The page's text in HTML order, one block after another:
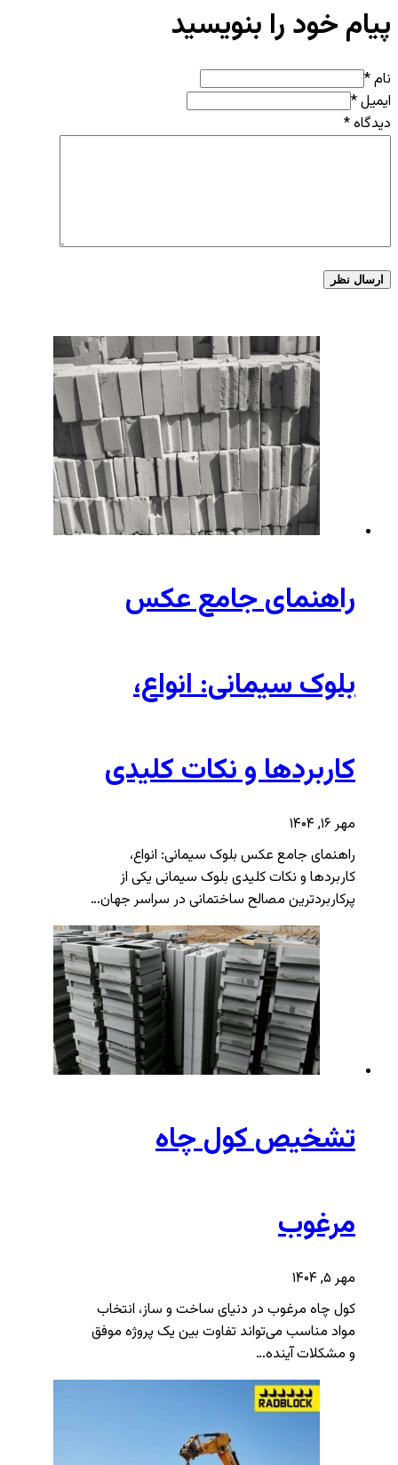
پیام خود را بنویسید
نام *
ایمیل *
دیدگاه*
راهنمای جامع عکس
بلوک سیمانی: انواع،
کاربردها و نکات کلیدی
مهر ۱۶, ۱۴۰۴
راهنمای جامع عکس بلوک سیمانی: انواع،
کاربردها و نکات کلیدی بلوک سیمانی یکی از
پرکاربردترین مصالح ساختمانی در سراسر جهان…
تشخیص کول چاه
مرغوب
مهر ۵, ۱۴۰۴
کول چاه مرغوب در دنیای ساخت و ساز، انتخاب
مواد مناسب می‌تواند تفاوت بین یک پروژه موفق
و مشکلات آینده…